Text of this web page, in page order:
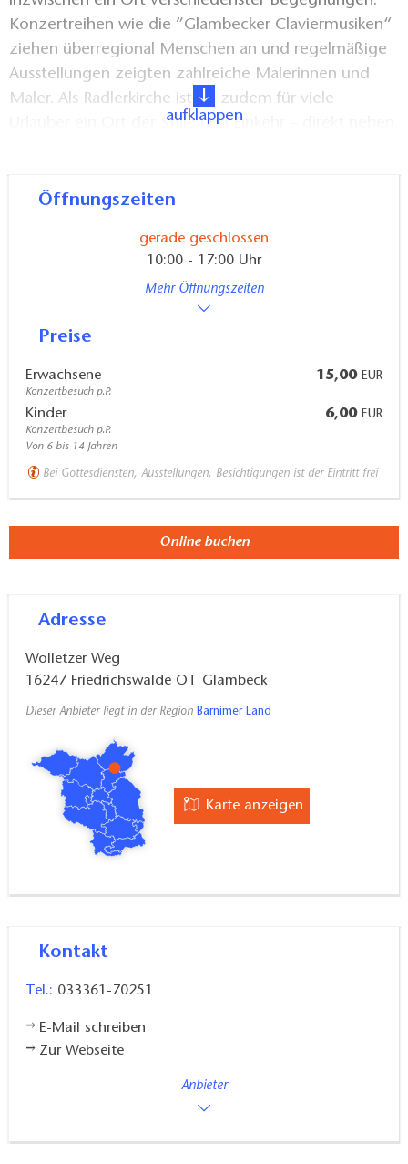
Konzertreihen wie die ”Glambecker Claviermusiken“
ziehen überregional Menschen an und regelmäßige
Ausstellungen zeigten zahlreiche Malerinnen und
Maler. Als Radlerkirche ist sie zudem für viele
Urlauber ein Ort der Stille und Einkehr – direkt neben
Kirche, sondern auch in weitere Bauwerke, wie den
Lage und Ausstattung:
Angebote:Ausstellungen, Radlerandachten,
Konzerte, Busparkplatz in der Nähe
aufklappen
Öffnungszeiten
gerade geschlossen
10:00 - 17:00 Uhr
Mehr Öffnungszeiten
Preise
Erwachsene 15,00 EUR
Konzertbesuch p.P.
Kinder 6,00 EUR
Konzertbesuch p.P.
Von 6 bis 14 Jahren
Bei Gottesdiensten, Ausstellungen, Besichtigungen ist der Eintritt frei
Online buchen
Adresse
Wolletzer Weg
16247 Friedrichswalde OT Glambeck
Dieser Anbieter liegt in der Region Barnimer Land
Karte anzeigen
Kontakt
Tel.: 033361-70251
E-Mail schreiben
Zur Webseite
Anbieter